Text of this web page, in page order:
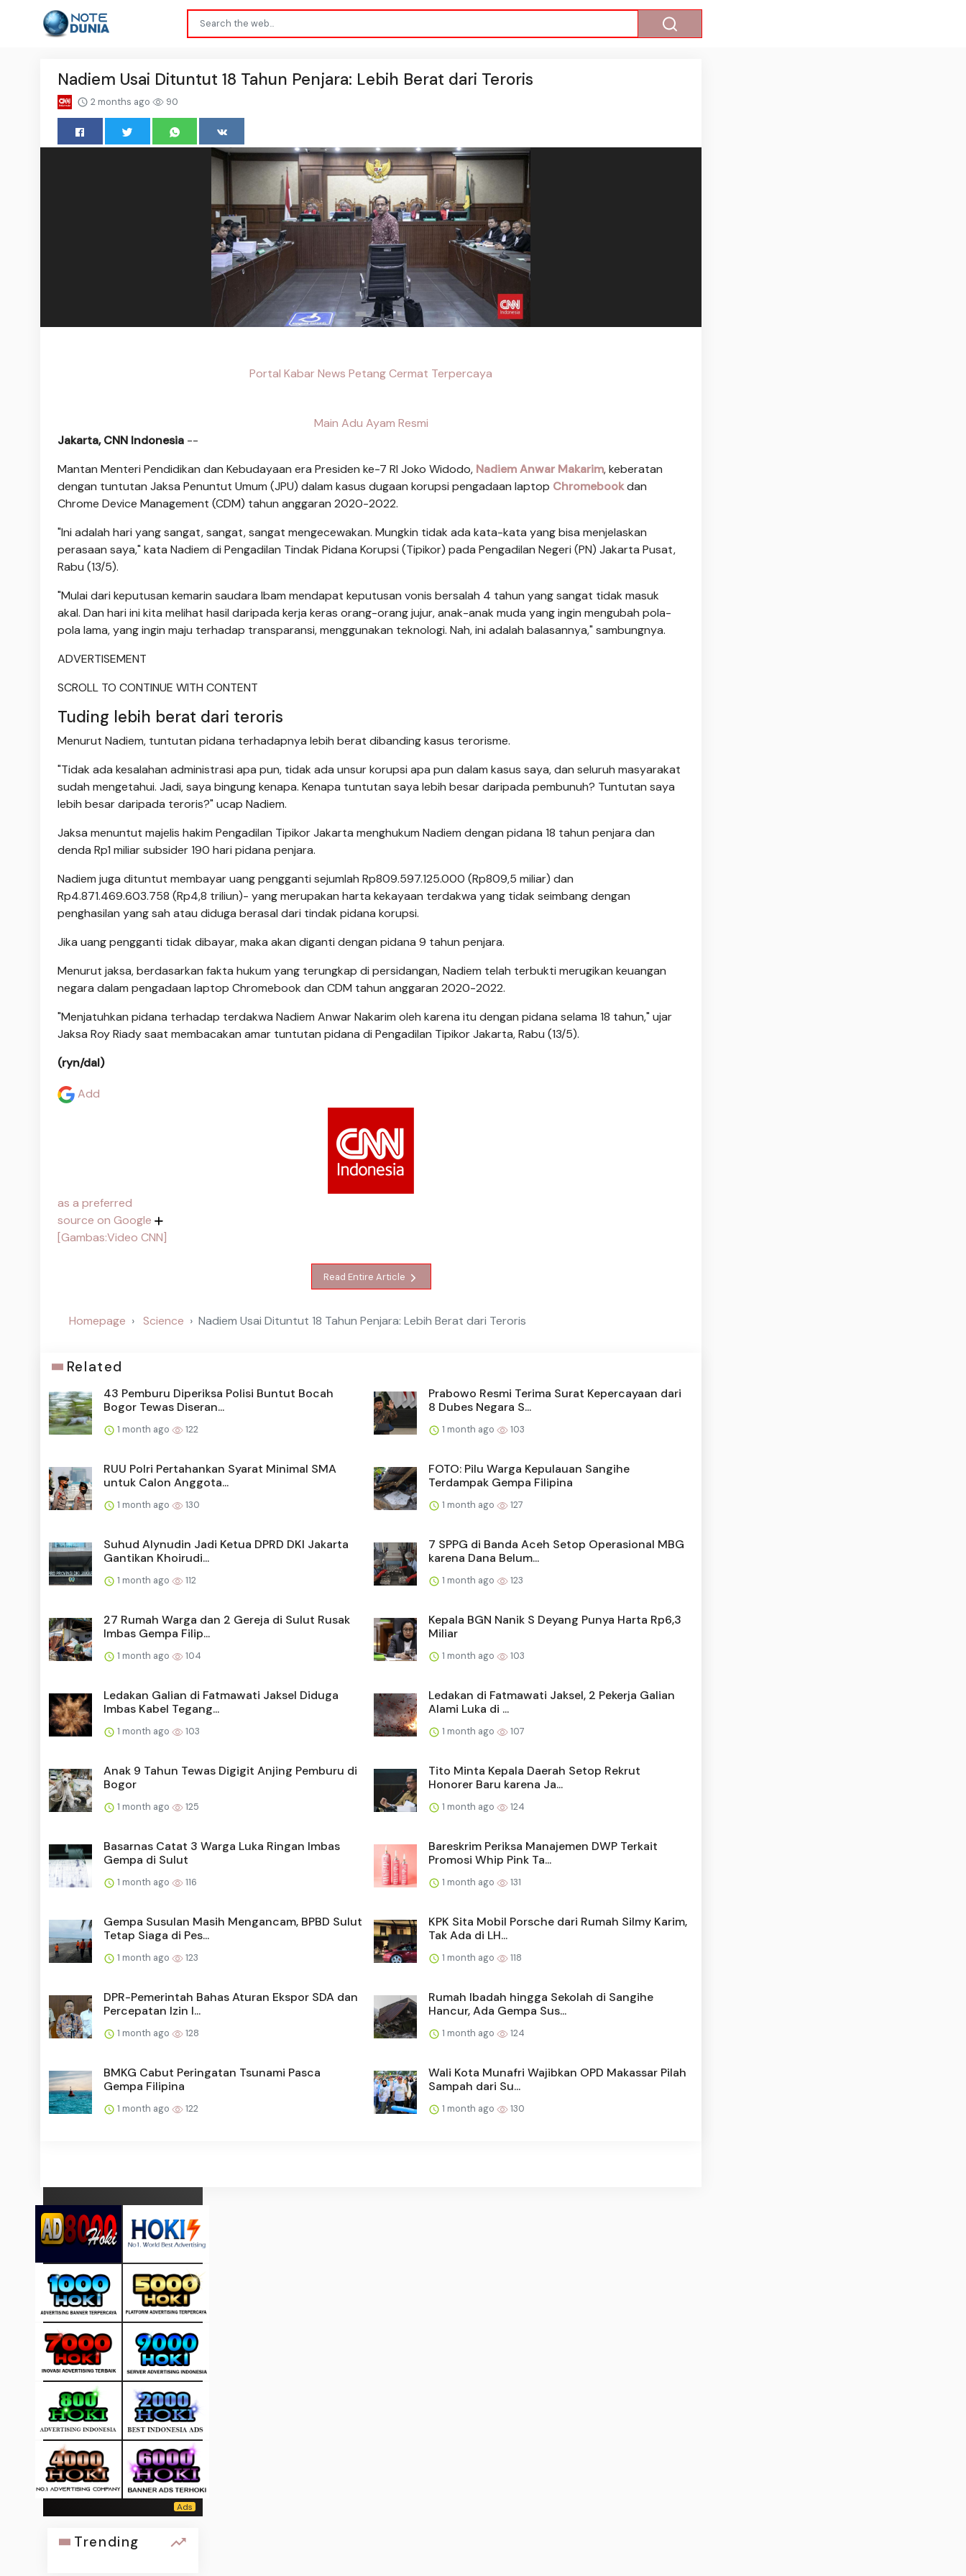
Nadiem Usai Dituntut 18 Tahun Penjara: Lebih Berat dari Teroris
2 months ago 90
Portal Kabar News Petang Cermat Terpercaya
Main Adu Ayam Resmi
Jakarta, CNN Indonesia --
Mantan Menteri Pendidikan dan Kebudayaan era Presiden ke-7 RI Joko Widodo, Nadiem Anwar Makarim, keberatan
dengan tuntutan Jaksa Penuntut Umum (JPU) dalam kasus dugaan korupsi pengadaan laptop Chromebookdan
Chrome Device Management (CDM) tahun anggaran 2020-2022.
"Ini adalah hari yang sangat, sangat, sangat mengecewakan. Mungkin tidak ada kata-kata yang bisa menjelaskan
perasaan saya," kata Nadiem di Pengadilan Tindak Pidana Korupsi (Tipikor) pada Pengadilan Negeri (PN) Jakarta Pusat,
Rabu (13/5).
"Mulai dari keputusan kemarin saudara Ibam mendapat keputusan vonis bersalah 4 tahun yang sangat tidak masuk
akal. Dan hari ini kita melihat hasil daripada kerja keras orang-orang jujur, anak-anak muda yang ingin mengubah pola-
pola lama, yang ingin maju terhadap transparansi, menggunakan teknologi. Nah, ini adalah balasannya," sambungnya.
ADVERTISEMENT
SCROLL TO CONTINUE WITH CONTENT
Tuding lebih berat dari teroris
Menurut Nadiem, tuntutan pidana terhadapnya lebih berat dibanding kasus terorisme.
"Tidak ada kesalahan administrasi apa pun, tidak ada unsur korupsi apa pun dalam kasus saya, dan seluruh masyarakat
sudah mengetahui. Jadi, saya bingung kenapa. Kenapa tuntutan saya lebih besar daripada pembunuh? Tuntutan saya
lebih besar daripada teroris?" ucap Nadiem.
Jaksa menuntut majelis hakim Pengadilan Tipikor Jakarta menghukum Nadiem dengan pidana 18 tahun penjara dan
denda Rp1 miliar subsider 190 hari pidana penjara.
Nadiem juga dituntut membayar uang pengganti sejumlah Rp809.597.125.000 (Rp809,5 miliar) dan
Rp4.871.469.603.758 (Rp4,8 triliun)- yang merupakan harta kekayaan terdakwa yang tidak seimbang dengan
penghasilan yang sah atau diduga berasal dari tindak pidana korupsi.
Jika uang pengganti tidak dibayar, maka akan diganti dengan pidana 9 tahun penjara.
Menurut jaksa, berdasarkan fakta hukum yang terungkap di persidangan, Nadiem telah terbukti merugikan keuangan
negara dalam pengadaan laptop Chromebook dan CDM tahun anggaran 2020-2022.
"Menjatuhkan pidana terhadap terdakwa Nadiem Anwar Nakarim oleh karena itu dengan pidana selama 18 tahun," ujar
Jaksa Roy Riady saat membacakan amar tuntutan pidana di Pengadilan Tipikor Jakarta, Rabu (13/5).
(ryn/dal)
Add
as a preferred
source on Google
[Gambas:Video CNN]
Read Entire Article
Homepage Science Nadiem Usai Dituntut 18 Tahun Penjara: Lebih Berat dari Teroris
Related
43 Pemburu Diperiksa Polisi Buntut Bocah
Bogor Tewas Diseran...
1 month ago 122
Prabowo Resmi Terima Surat Kepercayaan dari
8 Dubes Negara S...
1 month ago 103
RUU Polri Pertahankan Syarat Minimal SMA
untuk Calon Anggota...
1 month ago 130
FOTO: Pilu Warga Kepulauan Sangihe
Terdampak Gempa Filipina
1 month ago 127
Suhud Alynudin Jadi Ketua DPRD DKI Jakarta
Gantikan Khoirudi...
1 month ago 112
7 SPPG di Banda Aceh Setop Operasional MBG
karena Dana Belum...
1 month ago 123
27 Rumah Warga dan 2 Gereja di Sulut Rusak
Imbas Gempa Filip...
1 month ago 104
Kepala BGN Nanik S Deyang Punya Harta Rp6,3
Miliar
1 month ago 103
Ledakan Galian di Fatmawati Jaksel Diduga
Imbas Kabel Tegang...
1 month ago 103
Ledakan di Fatmawati Jaksel, 2 Pekerja Galian
Alami Luka di ...
1 month ago 107
Anak 9 Tahun Tewas Digigit Anjing Pemburu di
Bogor
1 month ago 125
Tito Minta Kepala Daerah Setop Rekrut
Honorer Baru karena Ja...
1 month ago 124
Basarnas Catat 3 Warga Luka Ringan Imbas
Gempa di Sulut
1 month ago 116
Bareskrim Periksa Manajemen DWP Terkait
Promosi Whip Pink Ta...
1 month ago 131
Gempa Susulan Masih Mengancam, BPBD Sulut
Tetap Siaga di Pes...
1 month ago 123
KPK Sita Mobil Porsche dari Rumah Silmy Karim,
Tak Ada di LH...
1 month ago 118
DPR-Pemerintah Bahas Aturan Ekspor SDA dan
Percepatan Izin I...
1 month ago 128
Rumah Ibadah hingga Sekolah di Sangihe
Hancur, Ada Gempa Sus...
1 month ago 124
BMKG Cabut Peringatan Tsunami Pasca
Gempa Filipina
1 month ago 122
Wali Kota Munafri Wajibkan OPD Makassar Pilah
Sampah dari Su...
1 month ago 130
Trending